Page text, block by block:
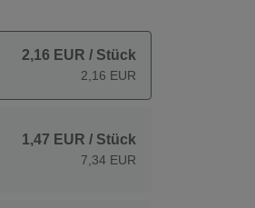
2,16 EUR / Stück
2,16 EUR
1,47 EUR / Stück
7,34 EUR